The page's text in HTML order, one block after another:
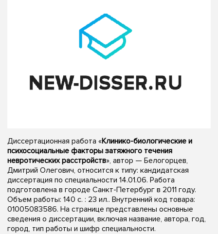
Диссертационная работа «Клинико-биологические и
психосоциальные факторы затяжного течения
невротических расстройств», автор — Белогорцев,
Дмитрий Олегович, относится к типу: кандидатская
диссертация по специальности 14.01.06. Работа
подготовлена в городе Санкт-Петербург в 2011 году.
Объем работы: 140 с. : 23 ил.. Внутренний код товара:
01005083586. На странице представлены основные
сведения о диссертации, включая название, автора, год,
город, тип работы и шифр специальности.